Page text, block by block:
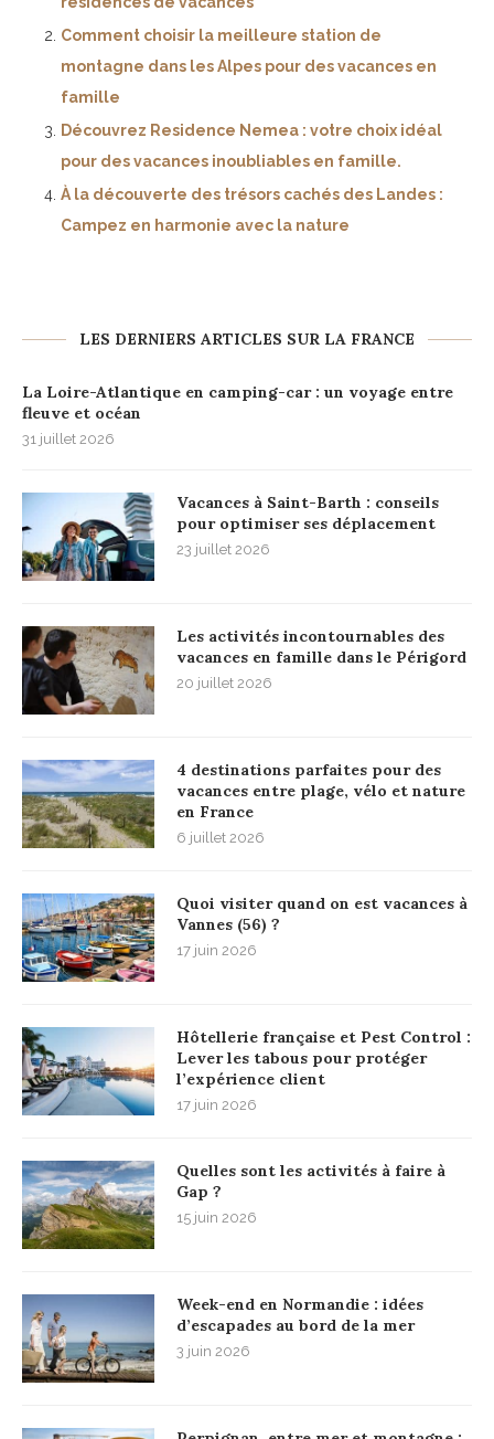
Comment choisir la meilleure station de
montagne dans les Alpes pour des vacances en
famille
Découvrez Residence Nemea : votre choix idéal
pour des vacances inoubliables en famille.
À la découverte des trésors cachés des Landes :
Campez en harmonie avec la nature
LES DERNIERS ARTICLES SUR LA FRANCE
La Loire-Atlantique en camping-car : un voyage entre
fleuve et océan
31 juillet 2026
Vacances à Saint-Barth : conseils
pour optimiser ses déplacement
23 juillet 2026
Les activités incontournables des
vacances en famille dans le Périgord
20 juillet 2026
4 destinations parfaites pour des
vacances entre plage, vélo et nature
en France
6 juillet 2026
Quoi visiter quand on est vacances à
Vannes (56) ?
17 juin 2026
Hôtellerie française et Pest Control :
Lever les tabous pour protéger
l’expérience client
17 juin 2026
Quelles sont les activités à faire à
Gap ?
15 juin 2026
Week-end en Normandie : idées
d’escapades au bord de la mer
3 juin 2026